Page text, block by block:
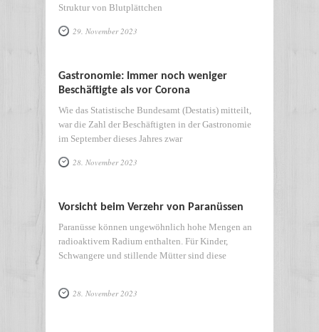
Struktur von Blutplättchen
29. November 2023
Gastronomie: Immer noch weniger
Beschäftigte als vor Corona
Wie das Statistische Bundesamt (Destatis) mitteilt,
war die Zahl der Beschäftigten in der Gastronomie
im September dieses Jahres zwar
28. November 2023
Vorsicht beim Verzehr von Paranüssen
Paranüsse können ungewöhnlich hohe Mengen an
radioaktivem Radium enthalten. Für Kinder,
Schwangere und stillende Mütter sind diese
28. November 2023